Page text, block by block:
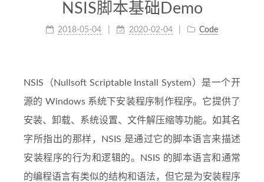
NSIS脚本基础Demo
2018-05-04 2020-02-04 Code
NSIS（Nullsoft Scriptable Install System）是一个开
源的 Windows 系统下安装程序制作程序。它提供了
安装、卸载、系统设置、文件解压缩等功能。如其名
字所指出的那样，NSIS 是通过它的脚本语言来描述
安装程序的行为和逻辑的。NSIS 的脚本语言和通常
的编程语言有类似的结构和语法，但它是为安装程序